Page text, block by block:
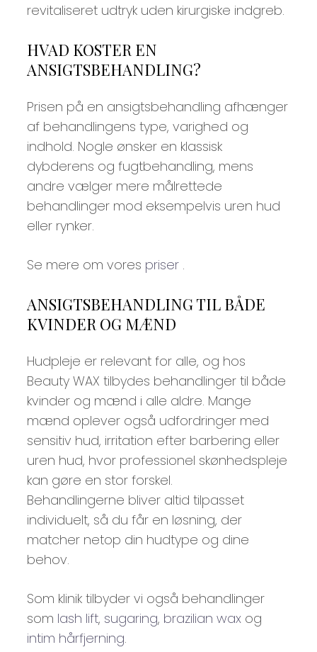
revitaliseret udtryk uden kirurgiske indgreb.
HVAD KOSTER EN
ANSIGTSBEHANDLING?
Prisen på en ansigtsbehandling afhænger
af behandlingens type, varighed og
indhold. Nogle ønsker en klassisk
dybderens og fugtbehandling, mens
andre vælger mere målrettede
behandlinger mod eksempelvis uren hud
eller rynker.
Se mere om vores priser .
ANSIGTSBEHANDLING TIL BÅDE
KVINDER OG MÆND
Hudpleje er relevant for alle, og hos
Beauty WAX tilbydes behandlinger til både
kvinder og mænd i alle aldre. Mange
mænd oplever også udfordringer med
sensitiv hud, irritation efter barbering eller
uren hud, hvor professionel skønhedspleje
kan gøre en stor forskel.
Behandlingerne bliver altid tilpasset
individuelt, så du får en løsning, der
matcher netop din hudtype og dine
behov.
Som klinik tilbyder vi også behandlinger
som lash lift, sugaring, brazilian wax og
intim hårfjerning.